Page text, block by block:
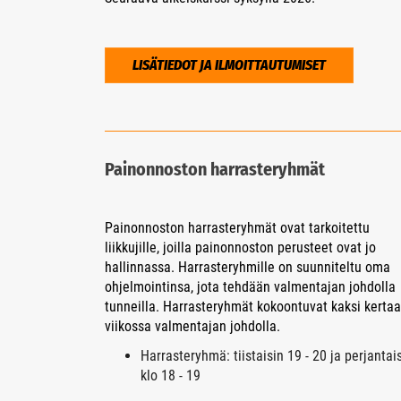
LISÄTIEDOT JA ILMOITTAUTUMISET
Painonnoston harrasteryhmät
Painonnoston harrasteryhmät ovat tarkoitettu
liikkujille, joilla painonnoston perusteet ovat jo
hallinnassa. Harrasteryhmille on suunniteltu oma
ohjelmointinsa, jota tehdään valmentajan johdolla
tunneilla. Harrasteryhmät kokoontuvat kaksi kertaa
viikossa valmentajan johdolla.
Harrasteryhmä: tiistaisin 19 - 20 ja
klo 18 - 19